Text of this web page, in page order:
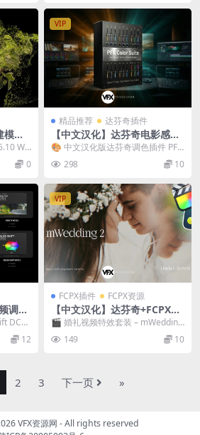
型
Spl
破解
Wi
0
VIP
精品推荐 达芬奇插件
【中文汉化】达芬奇电影感视
频调色插件 PFA ColorSuite
🎨 中文汉化版达芬奇调色插件 PFA
298 10
调色
字幕
Sh
V
Sp
Col
DCTL
12
VIP
FCPX插件 FCPX资源
【中文汉化】达芬奇+FCPX插
件-57组婚礼文字标题字幕视
频特效叠加转场预设 Motion
VFX – mWedding 2
🎬 婚礼视频特效套装 – mWedding
149 10
2 3 下一页 »
VFX资源网 - All rights reserved